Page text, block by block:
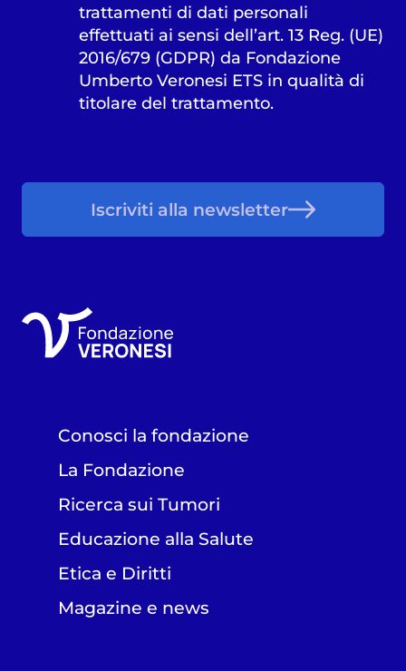
trattamenti di dati personali
effettuati ai sensi dell’art. 13 Reg. (UE)
2016/679 (GDPR) da Fondazione
Umberto Veronesi ETS in qualità di
titolare del trattamento.
Iscriviti alla newsletter
Conosci la fondazione
La Fondazione
Ricerca sui Tumori
Educazione alla Salute
Etica e Diritti
Magazine e news